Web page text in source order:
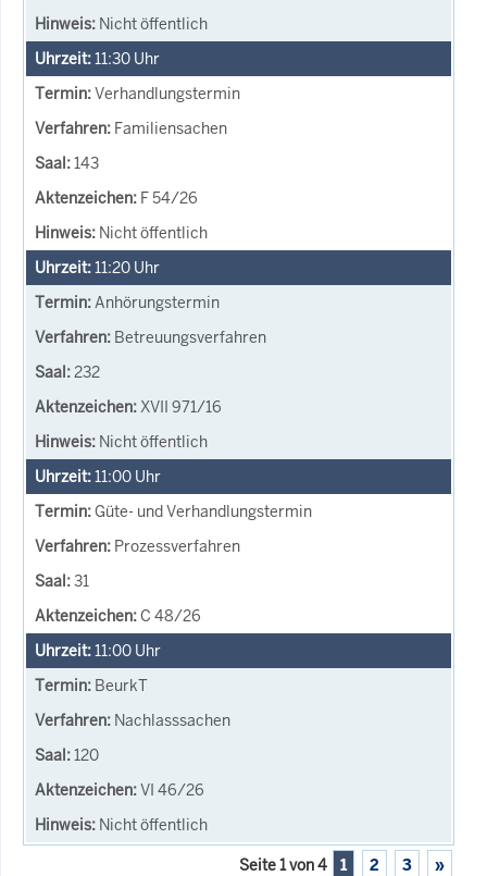
Nicht öffentlich
11:30 Uhr
Verhandlungstermin
Familiensachen
143
F 54/26
Nicht öffentlich
11:20 Uhr
Anhörungstermin
Betreuungsverfahren
232
XVII 971/16
Nicht öffentlich
11:00 Uhr
Güte- und Verhandlungstermin
Prozessverfahren
31
C 48/26
11:00 Uhr
BeurkT
Nachlasssachen
120
VI 46/26
Nicht öffentlich
Seite 1 von 4 1 2 3 »